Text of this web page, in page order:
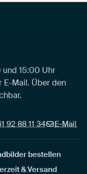
15:00 Uhr
E-Mail. Über den
92 88 11 34 E-Mail
bestellen
& Versand